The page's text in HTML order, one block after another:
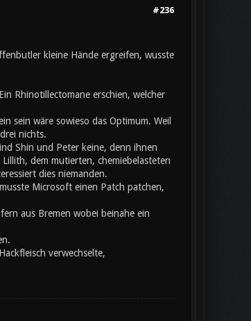
#236
kleine Hände ergreifen, wusste
Rhinotillectomane erschien, welcher
sein wäre sowieso das Optimum. Weil
nichts.
Shin und Peter keine, denn ihnen
dem mutierten, chemiebelasteten
dies niemanden.
Microsoft einen Patch patchen,
aus Bremen wobei beinahe ein
verwechselte,